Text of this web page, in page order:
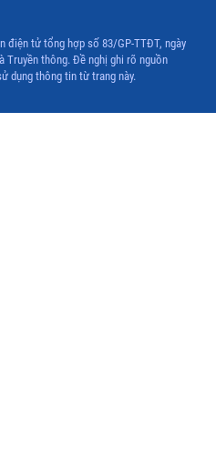
điện tử tổng hợp số 83/GP-TTĐT, ngày
Truyền thông. Đề nghị ghi rõ nguồn
dụng thông tin từ trang này.